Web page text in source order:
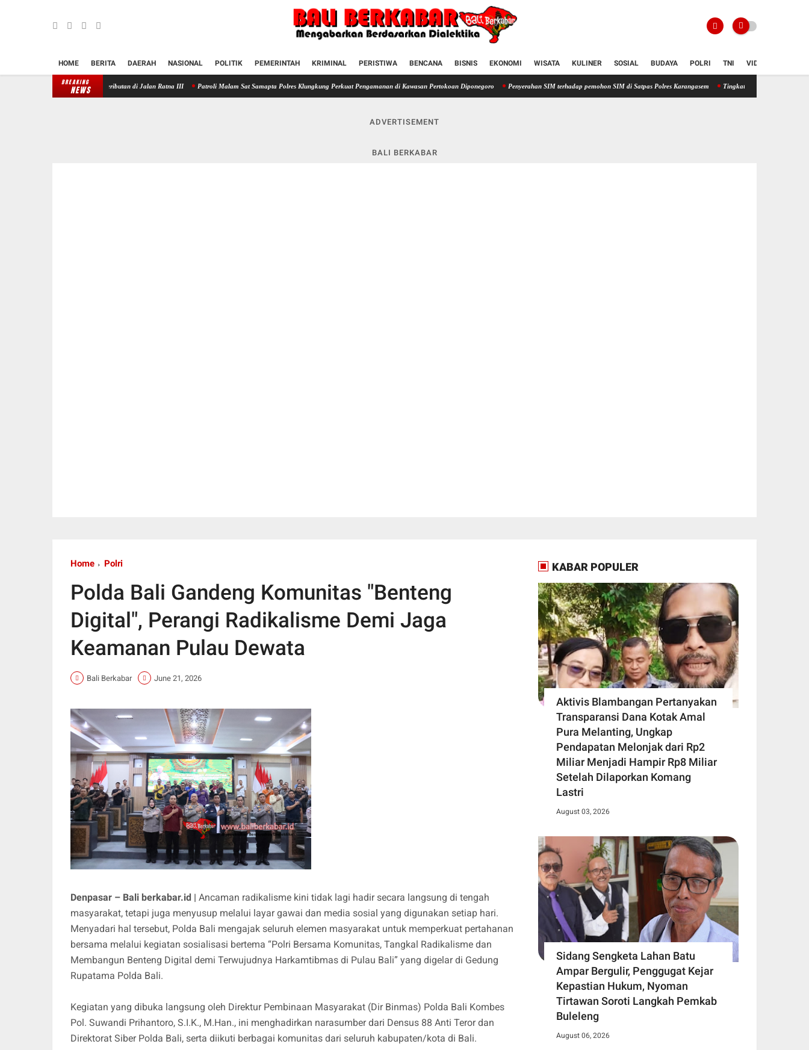
HOME BERITA DAERAH NASIONAL POLITIK PEMERINTAH KRIMINAL PERISTIWA BENCANA BISNIS EKONOMI WISATA KULINER SOSIAL BUDAYA POLRI TNI VIDIO
BREAKING
NEWS
Klungkung Redam Keributan di Jalan Ratna III Patroli Malam Sat Samapta Polres Klungkung Perkuat Pengamanan di Kawasan Pertokoan Diponegoro Penyerahan SIM terhadap pemohon SIM di Satpas Polres Karangasem Tingkatkan Kualitas Pelayanan Publik,
ADVERTISEMENT
BALI BERKABAR
Home Polri
Polda Bali Gandeng Komunitas "Benteng
Digital", Perangi Radikalisme Demi Jaga
Keamanan Pulau Dewata
Bali Berkabar June 21, 2026
Denpasar – Bali berkabar.id | Ancaman radikalisme kini tidak lagi hadir secara langsung di tengah
masyarakat, tetapi juga menyusup melalui layar gawai dan media sosial yang digunakan setiap hari.
Menyadari hal tersebut, Polda Bali mengajak seluruh elemen masyarakat untuk memperkuat pertahanan
bersama melalui kegiatan sosialisasi bertema “Polri Bersama Komunitas, Tangkal Radikalisme dan
Membangun Benteng Digital demi Terwujudnya Harkamtibmas di Pulau Bali” yang digelar di Gedung
Rupatama Polda Bali.
Kegiatan yang dibuka langsung oleh Direktur Pembinaan Masyarakat (Dir Binmas) Polda Bali Kombes
Pol. Suwandi Prihantoro, S.I.K., M.Han., ini menghadirkan narasumber dari Densus 88 Anti Teror dan
Direktorat Siber Polda Bali, serta diikuti berbagai komunitas dari seluruh kabupaten/kota di Bali.
KABAR POPULER
Aktivis Blambangan Pertanyakan
Transparansi Dana Kotak Amal
Pura Melanting, Ungkap
Pendapatan Melonjak dari Rp2
Miliar Menjadi Hampir Rp8 Miliar
Setelah Dilaporkan Komang
Lastri
August 03, 2026
Sidang Sengketa Lahan Batu
Ampar Bergulir, Penggugat Kejar
Kepastian Hukum, Nyoman
Tirtawan Soroti Langkah Pemkab
Buleleng
August 06, 2026